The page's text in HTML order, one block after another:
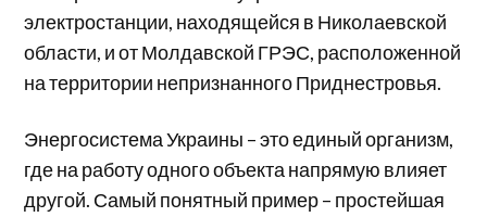
электростанции, находящейся в Николаевской
области, и от Молдавской ГРЭС, расположенной
на территории непризнанного Приднестровья.
Энергосистема Украины – это единый организм,
где на работу одного объекта напрямую влияет
другой. Самый понятный пример – простейшая